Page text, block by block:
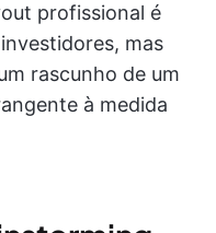
profissional é
mas
rascunho de um
à medida